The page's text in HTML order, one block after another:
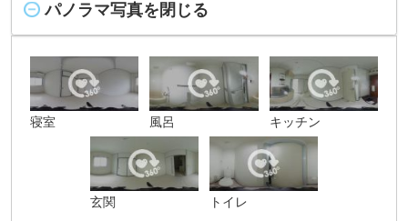
パノラマ写真を閉じる
寝室 風呂 キッチン
玄関 トイレ